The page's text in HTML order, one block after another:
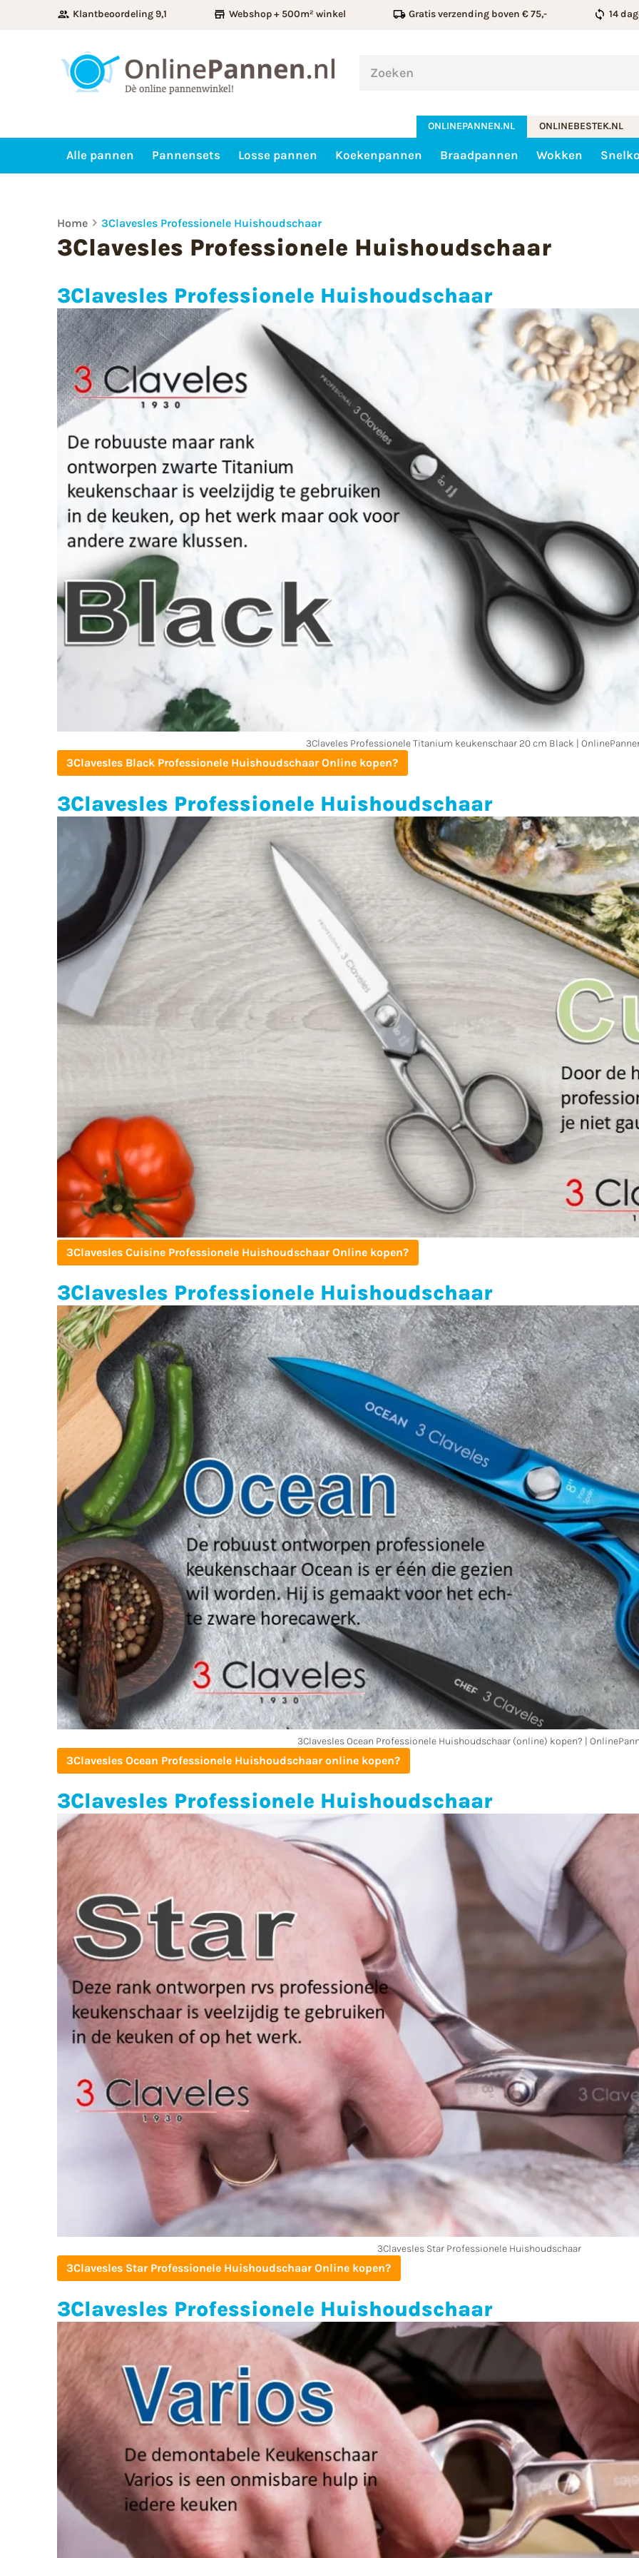
Klantbeoordeling 9,1 Webshop + 500m² winkel Gratis verzending boven € 75,- 14
ONLINEPANNEN.NL ONLINEBESTEK.NL
Alle pannen Pannensets Losse pannen Koekenpannen Braadpannen Wokken
Home 3Clavesles Professionele Huishoudschaar
3Clavesles Professionele Huishoudschaar
3Clavesles Professionele Huishoudschaar
3Claveles Professionele Titanium keukenschaar 20 cm Black |
3Clavesles Black Professionele Huishoudschaar Online kopen?
3Clavesles Professionele Huishoudschaar
3Clavesles Cuisine Professionele Huishoudschaar Online kopen?
3Clavesles Professionele Huishoudschaar
3Clavesles Ocean Professionele Huishoudschaar (online) kopen? |
3Clavesles Ocean Professionele Huishoudschaar online kopen?
3Clavesles Professionele Huishoudschaar
3Clavesles Star Professionele Huishoudschaar
3Clavesles Star Professionele Huishoudschaar Online kopen?
3Clavesles Professionele Huishoudschaar